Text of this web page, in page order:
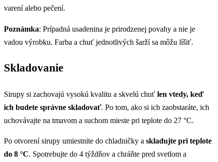
varení alebo pečení.
Poznámka: Prípadná usadenina je prirodzenej povahy a nie je
vadou výrobku. Farba a chuť jednotlivých šarží sa môžu líšiť.
Skladovanie
Sirupy si zachovajú vysokú kvalitu a skvelú chuť len vtedy, keď
ich budete správne skladovať. Po tom, ako si ich zaobstaráte, ich
uchovávajte na tmavom a suchom mieste pri teplote do 27 °C.
Po otvorení sirupy umiestnite do chladničky a skladujte pri teplote
do 8 °C. Spotrebujte do 4 týždňov a chráňte pred svetlom a